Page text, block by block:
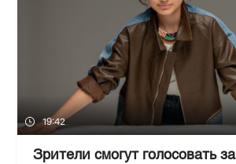
19:42
Зрители смогут голосовать за